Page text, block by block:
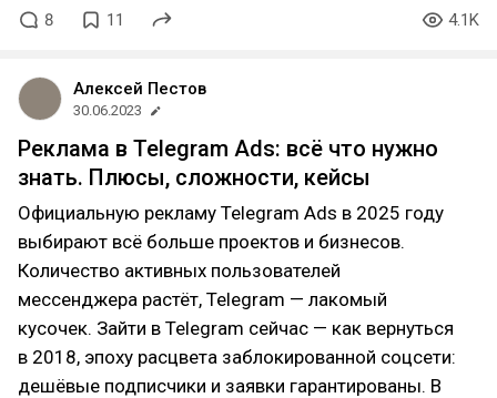
8 11 4.1K
Алексей Пестов
30.06.2023
Реклама в Telegram Ads: всё что нужно
знать. Плюсы, сложности, кейсы
Официальную рекламу Telegram Ads в 2025 году
выбирают всё больше проектов и бизнесов.
Количество активных пользователей
мессенджера растёт, Telegram — лакомый
кусочек. Зайти в Telegram сейчас — как вернуться
в 2018, эпоху расцвета заблокированной соцсети:
дешёвые подписчики и заявки гарантированы. В